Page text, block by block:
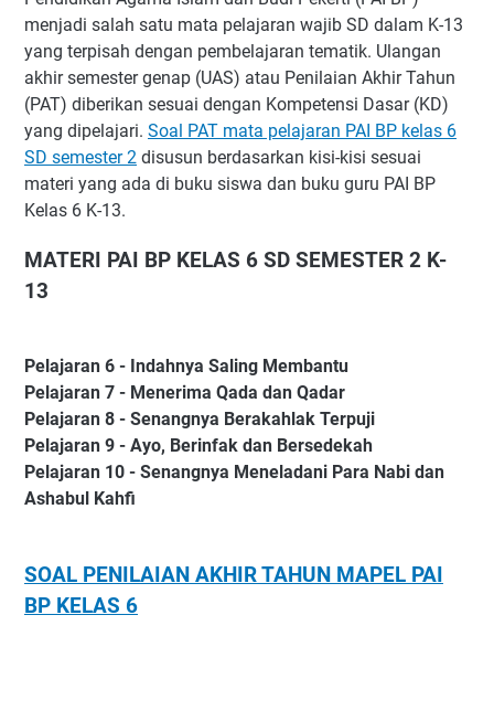
menjadi salah satu mata pelajaran wajib SD dalam K-13
yang terpisah dengan pembelajaran tematik. Ulangan
akhir semester genap (UAS) atau Penilaian Akhir Tahun
(PAT) diberikan sesuai dengan Kompetensi Dasar (KD)
yang dipelajari. Soal PAT mata pelajaran PAI BP kelas 6
SD semester 2 disusun berdasarkan kisi-kisi sesuai
materi yang ada di buku siswa dan buku guru PAI BP
Kelas 6 K-13.
MATERI PAI BP KELAS 6 SD SEMESTER 2 K-
13
Pelajaran 6 - Indahnya Saling Membantu
Pelajaran 7 - Menerima Qada dan Qadar
Pelajaran 8 - Senangnya Berakahlak Terpuji
Pelajaran 9 - Ayo, Berinfak dan Bersedekah
Pelajaran 10 - Senangnya Meneladani Para Nabi dan
Ashabul Kahfi
SOAL PENILAIAN AKHIR TAHUN MAPEL PAI
BP KELAS 6